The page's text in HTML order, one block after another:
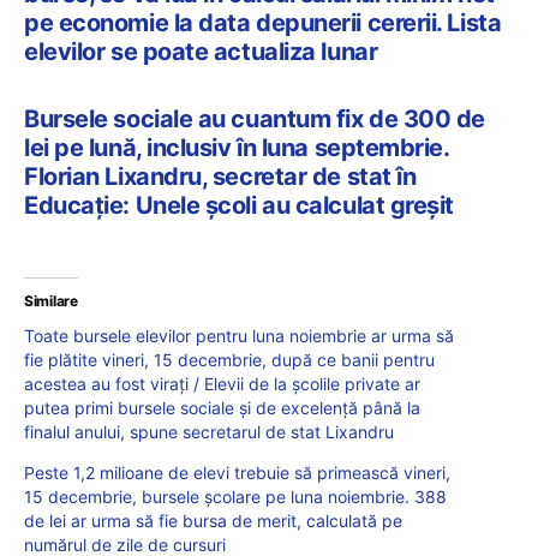
pe economie la data depunerii cererii. Lista
elevilor se poate actualiza lunar
Bursele sociale au cuantum fix de 300 de
lei pe lună, inclusiv în luna septembrie.
Florian Lixandru, secretar de stat în
Educație: Unele școli au calculat greșit
Similare
Toate bursele elevilor pentru luna noiembrie ar urma să
fie plătite vineri, 15 decembrie, după ce banii pentru
acestea au fost virați / Elevii de la școlile private ar
putea primi bursele sociale și de excelență până la
finalul anului, spune secretarul de stat Lixandru
Peste 1,2 milioane de elevi trebuie să primească vineri,
15 decembrie, bursele școlare pe luna noiembrie. 388
de lei ar urma să fie bursa de merit, calculată pe
numărul de zile de cursuri